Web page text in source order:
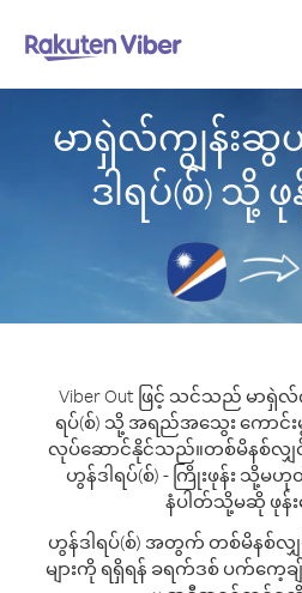
မာရှဲလ်ကျွန်းဆွ
ဒါရပ်(စ်) သို့
Viber Out ဖြင့် သင်သည် မာရှဲလ်
ရပ်(စ်) သို့ အရည်အသွေး ကောင်းမွ
လုပ်ဆောင်နိုင်သည်။တစ်မိနစ်လျှ
ဟွန်ဒါရပ်(စ်) - ကြိုးဖုန်း သို့
နံပါတ်သို့မဆို ဖုန်း
ဟွန်ဒါရပ်(စ်) အတွက် တစ်မိနစ်လျှ
များကို ရရှိရန် ခရက်ဒစ် ပက်ကေ့ခ